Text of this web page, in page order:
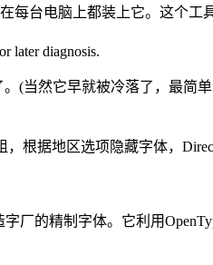
每台电脑上都装上它。这个工
。(当然它早就被冷落了，最简
根据地区选项隐藏字体，
字厂的精制字体。它利用